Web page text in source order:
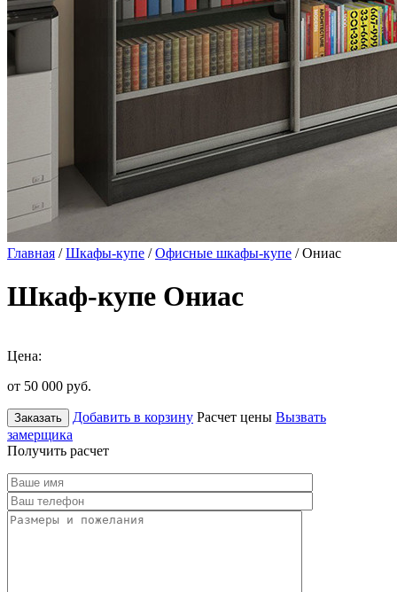
Главная /Шкафы-купе /Офисные шкафы-купе / Ониас
Шкаф-купе Ониас
Цена:
от 50 000 руб.
Заказать Добавить в корзину Расчет цены Вызвать
замерщика
Получить расчет